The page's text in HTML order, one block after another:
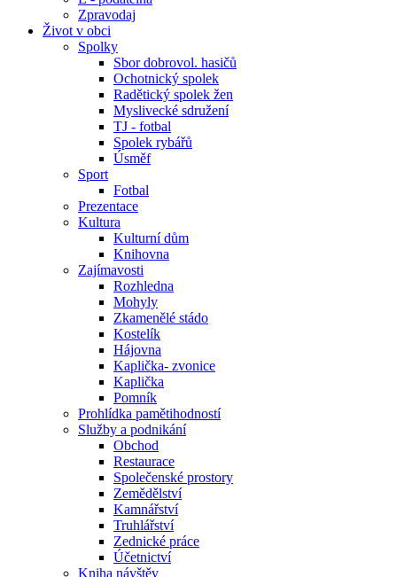
Zpravodaj
Život v obci
Spolky
Sbor dobrovol. hasičů
Ochotnický spolek
Radětický spolek žen
Myslivecké sdružení
TJ - fotbal
Spolek rybářů
Úsměf
Sport
Fotbal
Prezentace
Kultura
Kulturní dům
Knihovna
Zajímavosti
Rozhledna
Mohyly
Zkamenělé stádo
Kostelík
Hájovna
Kaplička- zvonice
Kaplička
Pomník
Prohlídka pamětihodností
Služby a podnikání
Obchod
Restaurace
Společenské prostory
Zemědělství
Kamnářství
Truhlářství
Zednické práce
Účetnictví
Kniha návštěv